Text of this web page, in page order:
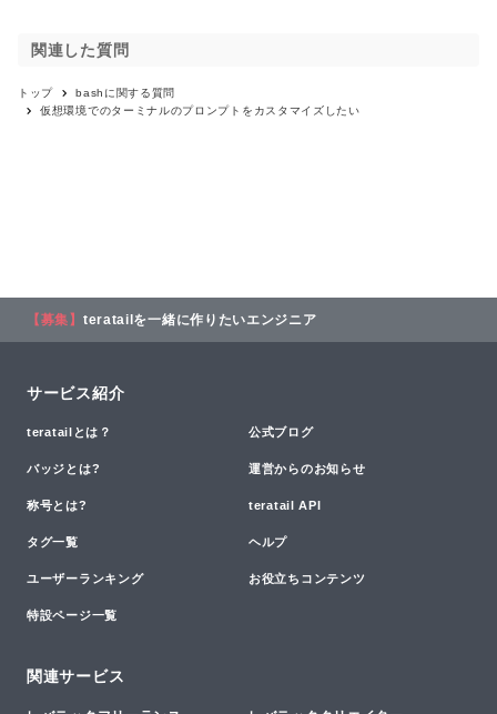
関連した質問
トップ bash に関する質問
仮想環境でのターミナルのプロンプトをカスタマイズしたい
【募集】 teratailを一緒に作りたいエンジニア
サービス紹介
teratailとは？ 公式ブログ
バッジとは? 運営からのお知らせ
称号とは? teratail API
タグ一覧 ヘルプ
ユーザーランキング お役立ちコンテンツ
特設ページ一覧
関連サービス